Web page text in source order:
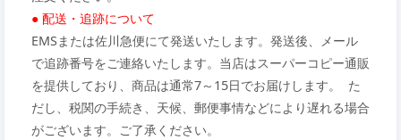
● 配送・追跡について
EMSまたは佐川急便にて発送いたします。発送後、メール
で追跡番号をご連絡いたします。当店はスーパーコピー通販
を提供しており、商品は通常7～15日でお届けします。 た
だし、税関の手続き、天候、郵便事情などにより遅れる場合
がございます。ご了承ください。